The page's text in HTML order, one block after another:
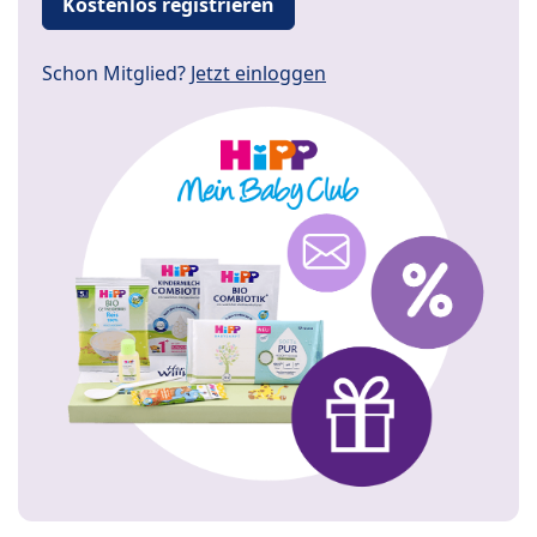
Schon Mitglied? Jetzt einloggen